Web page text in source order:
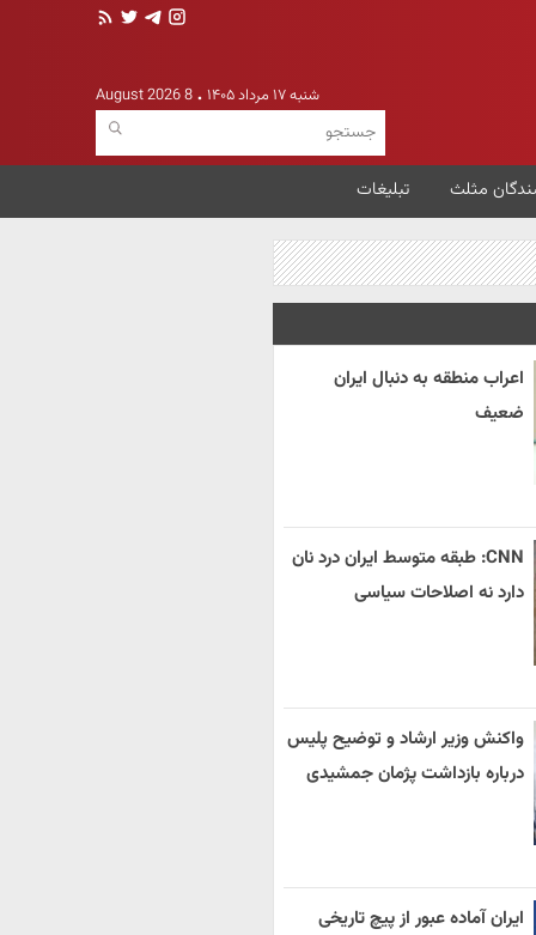
شنبه ۱۷ مرداد ۱۴۰۵ 8 August 2026
مثلث تبلیغات
اعراب منطقه به دنبال ایران
ضعیف
CNN: طبقه متوسط ایران درد نان
دارد نه اصلاحات سیاسی
واکنش وزیر ارشاد و توضیح پلیس
درباره بازداشت پژمان جمشیدی
ایران آماده عبور از پیچ تاریخی